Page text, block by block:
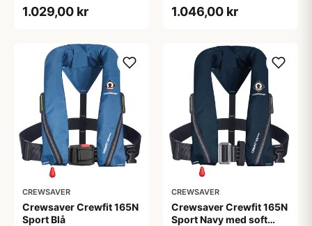
redningsvest
1.029,00 kr 1.046,00 kr
CREWSAVER
Crewsaver Crewfit 165N
Sport Blå
CREWSAVER
Crewsaver Crewfit 165N
Sport Navy med soft